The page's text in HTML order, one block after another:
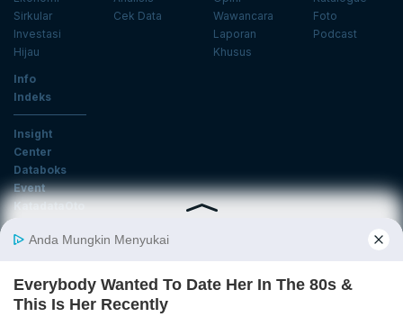
Sirkular
Investasi
Hijau
Cek Data
Wawancara
Laporan
Khusus
Foto
Podcast
Info
Indeks
Insight
Center
Databoks
Event
KatadataOto
Email
Daftar